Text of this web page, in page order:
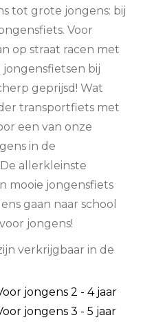
tot grote jongens: bij
Voor
op straat racen met
jongensfietsen bij
geprijsd! Wat
transportfiets met
een van onze
in de
allerkleinste
mooie jongensfiets
gaan naar school
jongens!
verkrijgbaar in de
jongens 2 - 4 jaar
jongens 3 - 5 jaar